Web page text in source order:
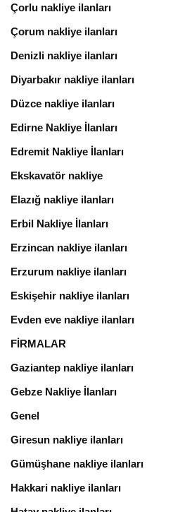
Çorlu nakliye ilanları
Çorum nakliye ilanları
Denizli nakliye ilanları
Diyarbakır nakliye ilanları
Düzce nakliye ilanları
Edirne Nakliye İlanları
Edremit Nakliye İlanları
Ekskavatör nakliye
Elazığ nakliye ilanları
Erbil Nakliye İlanları
Erzincan nakliye ilanları
Erzurum nakliye ilanları
Eskişehir nakliye ilanları
Evden eve nakliye ilanları
FİRMALAR
Gaziantep nakliye ilanları
Gebze Nakliye İlanları
Genel
Giresun nakliye ilanları
Gümüşhane nakliye ilanları
Hakkari nakliye ilanları